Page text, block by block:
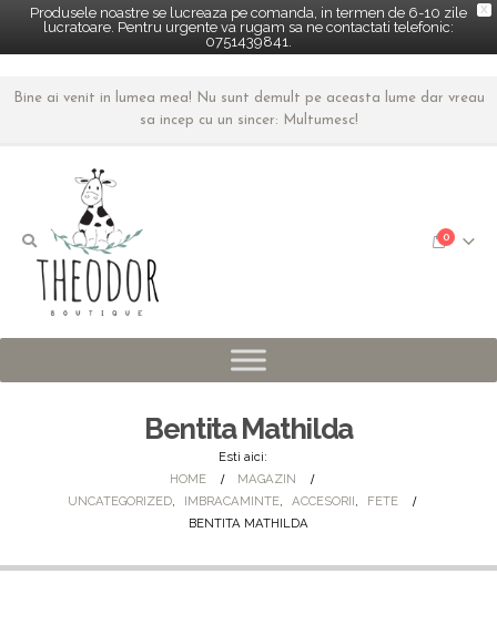
X
Produsele noastre se lucreaza pe comanda, in termen de 6-10 zile
lucratoare. Pentru urgente va rugam sa ne contactati telefonic:
0751439841.
Bine ai venit in lumea mea! Nu sunt demult pe aceasta lume dar vreau
sa incep cu un sincer: Multumesc!
0
Bentita Mathilda
Esti aici:
HOME
MAGAZIN
UNCATEGORIZED, IMBRACAMINTE, ACCESORII,
FETE
BENTITA MATHILDA